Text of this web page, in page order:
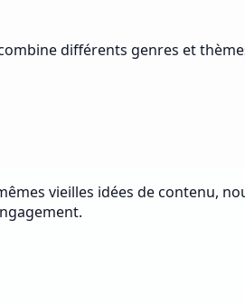
différents genres et
vieilles idées de contenu,